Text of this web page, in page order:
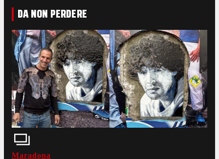
DA NON PERDERE
Maradona